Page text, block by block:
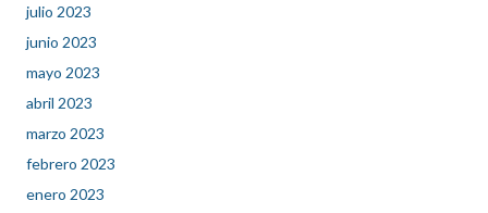
julio 2023
junio 2023
mayo 2023
abril 2023
marzo 2023
febrero 2023
enero 2023